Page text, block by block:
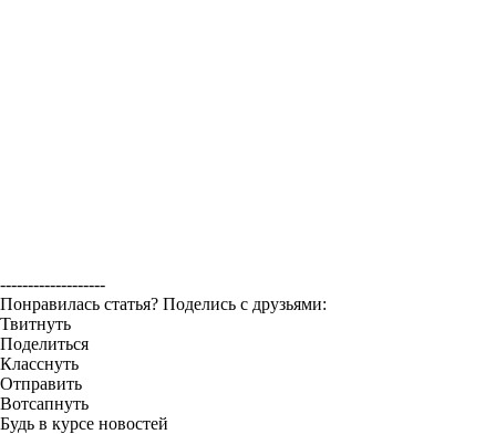
-------------------
Понравилась статья? Поделись с друзьями:
Твитнуть
Поделиться
Класснуть
Отправить
Вотсапнуть
Будь в курсе новостей